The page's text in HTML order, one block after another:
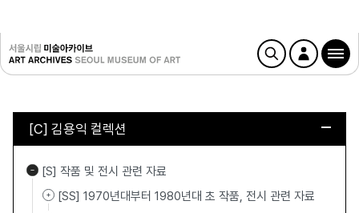
[C] 김용익 컬렉션
[S] 작품 및 전시 관련 자료
[SS] 1970년대부터 1980년대 초 작품, 전시 관련 자료